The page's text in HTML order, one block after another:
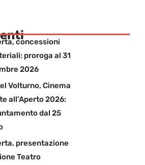
concessioni
proroga al 31
2026
Volturno, Cinema
all’Aperto 2026:
dal 25
presentazione
Teatro